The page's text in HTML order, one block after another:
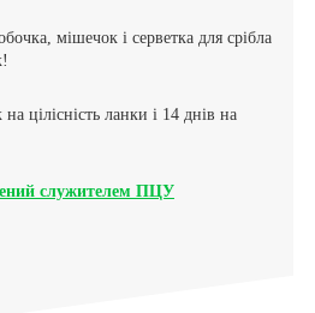
мішечок і серветка для срібла
на цілісність ланки і 14 днів на
служителем ПЦУ